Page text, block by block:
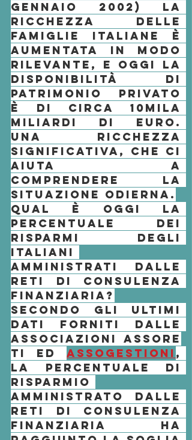
ricchezza
delle
famiglie italiane è
aumentata in modo
rilevante, e oggi la
patrimonio privato
è di circa 10mila
miliardi di euro.
Una ricchezza
significativa, che ci
aiuta a
comprendere la
situazione odierna.
Qual è oggi la
percentuale dei
risparmi degli
italiani
amministrati dalle
reti di consulenza
finanziaria?
Secondo gli ultimi
dati forniti dalle
associazioni Assore
ti
ed Assogestioni ,
la percentuale di
risparmio
reti di consulenza
finanziaria
ha